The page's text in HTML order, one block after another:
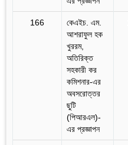
166
কেএইচ. এম.
আশরাফুল হক
খুররম,
অতিরিক্ত
সহকারী কর
কমিশনার-এর
অবসরোত্তর
ছুটি
(পিআরএল)-
এর প্রজ্ঞাপন